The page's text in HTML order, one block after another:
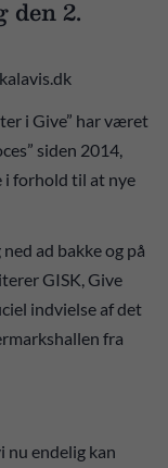
den 2.
i Give” har været
siden 2014,
i forhold til at nye
ad bakke og på
GISK, Give
indvielse af det
fra
nu endelig kan